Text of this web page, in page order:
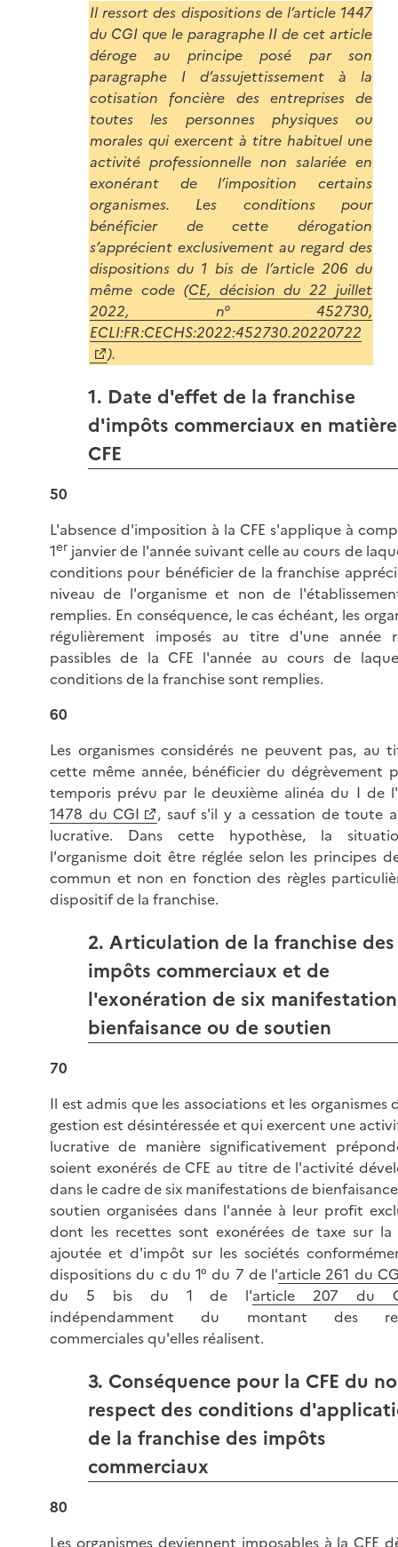
Il ressort des dispositions de l’article 1447
du CGI que le paragraphe II de cet article
déroge au principe posé par son
paragraphe I d’assujettissement à la
cotisation foncière des entreprises de
toutes les personnes physiques ou
morales qui exercent à titre habituel une
activité professionnelle non salariée en
exonérant de l’imposition certains
organismes. Les conditions pour
bénéficier de cette dérogation
s’apprécient exclusivement au regard des
dispositions du 1 bis de l’article 206 du
même code (CE, décision du 22 juillet
2022, n° 452730,
ECLI:FR:CECHS:2022:452730.20220722
).
1. Date d'effet de la franchise
d'impôts commerciaux en
CFE
50
L'absence d'imposition à la CFE s'applique à
1er janvier de l'année suivant celle au cours de
conditions pour bénéficier de la franchise
niveau de l'organisme et non de
remplies. En conséquence, le cas échéant, les
régulièrement imposés au titre d'une année
passibles de la CFE l'année au cours de
conditions de la franchise sont remplies.
60
Les organismes considérés ne peuvent pas, au
cette même année, bénéficier du dégrèvement
temporis prévu par le deuxième alinéa du I de l'
1478 du CGI
, sauf s'il y a cessation de toute
lucrative. Dans cette hypothèse, la
l'organisme doit être réglée selon les principes
commun et non en fonction des règles
dispositif de la franchise.
2. Articulation de la franchise des
impôts commerciaux et de
l'exonération de six
bienfaisance ou de soutien
70
Il est admis que les associations et les organismes
gestion est désintéressée et qui exercent une
lucrative de manière significativement
soient exonérés de CFE au titre de l'activité
dans le cadre de six manifestations de
soutien organisées dans l'année à leur profit
dont les recettes sont exonérées de taxe sur la
ajoutée et d'impôt sur les sociétés
dispositions du c du 1° du 7 de l'article 261 du
du 5 bis du 1 de l'article 207 du
indépendamment du montant des
commerciales qu'elles réalisent.
3. Conséquence pour la CFE du
respect des conditions
de la franchise des impôts
commerciaux
80
Les organismes deviennent imposables à la CFE